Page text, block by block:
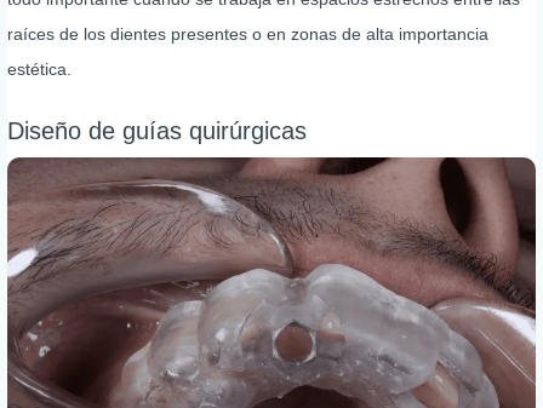
raíces de los dientes presentes o en zonas de alta importancia
estética.
Diseño de guías quirúrgicas